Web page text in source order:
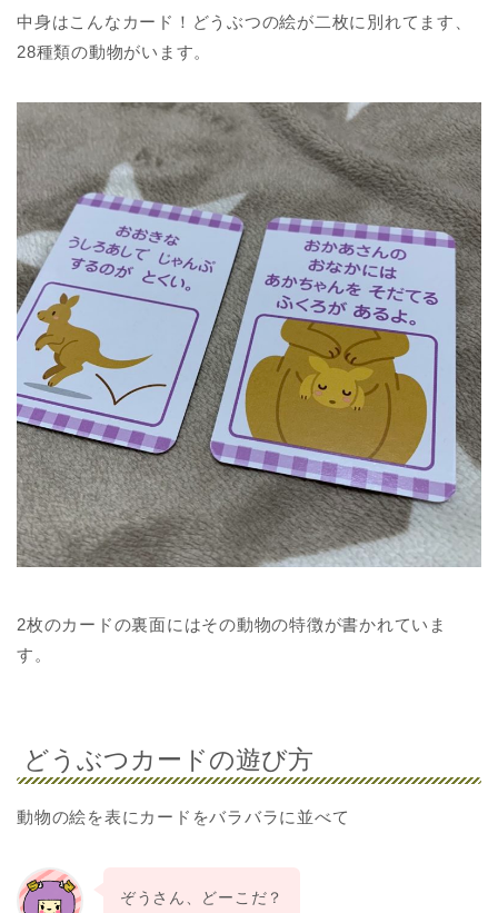
中身はこんなカード！どうぶつの絵が二枚に別れてます、
28種類の動物がいます。
2枚のカードの裏面にはその動物の特徴が書かれていま
す。
どうぶつカードの遊び方
動物の絵を表にカードをバラバラに並べて
ぞうさん、どーこだ？